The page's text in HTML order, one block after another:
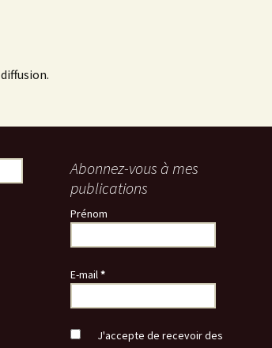
Abonnez-vous à mes
publications
Prénom
E-mail*
J'accepte de recevoir des